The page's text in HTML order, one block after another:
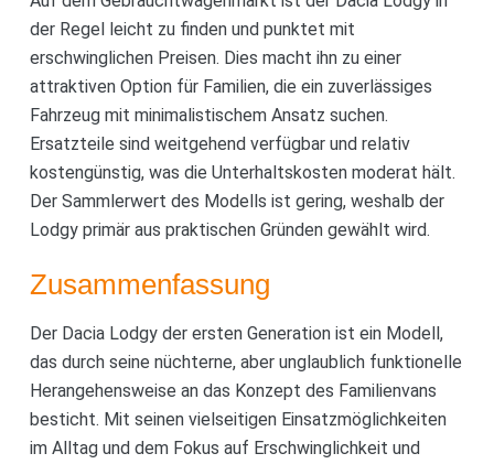
der Regel leicht zu finden und punktet mit
erschwinglichen Preisen. Dies macht ihn zu einer
attraktiven Option für Familien, die ein zuverlässiges
Fahrzeug mit minimalistischem Ansatz suchen.
Ersatzteile sind weitgehend verfügbar und relativ
kostengünstig, was die Unterhaltskosten moderat hält.
Der Sammlerwert des Modells ist gering, weshalb der
Lodgy primär aus praktischen Gründen gewählt wird.
Zusammenfassung
Der Dacia Lodgy der ersten Generation ist ein Modell,
das durch seine nüchterne, aber unglaublich funktionelle
Herangehensweise an das Konzept des Familienvans
besticht. Mit seinen vielseitigen Einsatzmöglichkeiten
im Alltag und dem Fokus auf Erschwinglichkeit und